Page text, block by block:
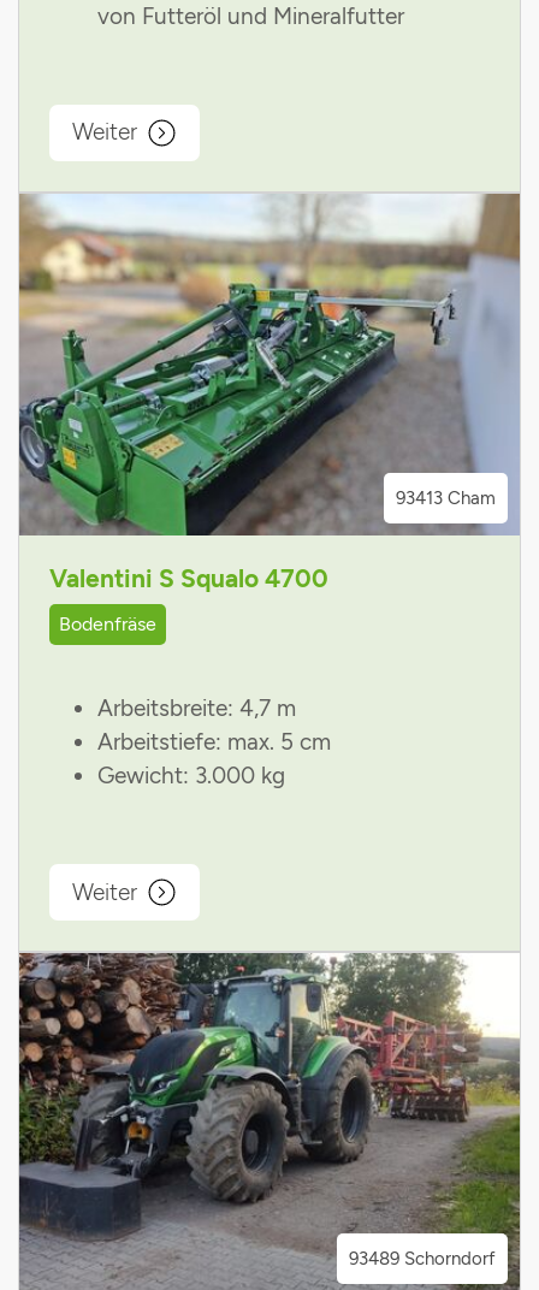
von Futteröl und Mineralfutter
Weiter
93413 Cham
Valentini S Squalo 4700
Bodenfräse
Arbeitsbreite: 4,7 m
Arbeitstiefe: max. 5 cm
Gewicht: 3.000 kg
Weiter
93489 Schorndorf